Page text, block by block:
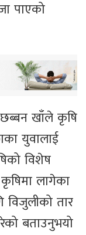
पाएको
खाँले कृषि
युवालाई
विशेष
लागेका
विजुलीको तार
बताउनुभयो